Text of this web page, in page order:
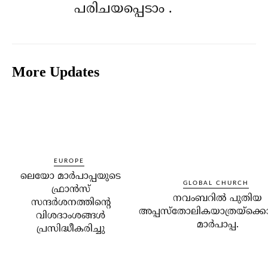
പരിചയപ്പെടാം .
More Updates
EUROPE
ലെയോ മാര്‍പാപ്പയുടെ
ഫ്രാന്‍സ്
സന്ദര്‍ശനത്തിന്റെ
വിശദാംശങ്ങള്‍
പ്രസിദ്ധീകരിച്ചു
GLOBAL CHURCH
നവംബറില്‍ പുതിയ
മാര്‍പാപ്പ.